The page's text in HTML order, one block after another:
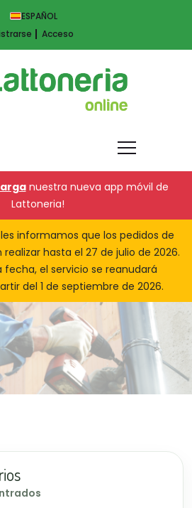
ESPAÑOL
Acceso
nuestra nueva app móvil de
Lattoneria!
informamos que los pedidos de
hasta el 27 de julio de 2026.
fecha, el servicio se reanudará
del 1 de septiembre de 2026.